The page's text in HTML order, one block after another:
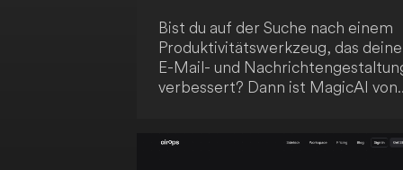
Bist du auf der Suche nach einem
Produktivitätswerkzeug, das deine
E-Mail- und
verbessert? Dann ist MagicAI von
beschleunigt deine Arbeitsabläufe